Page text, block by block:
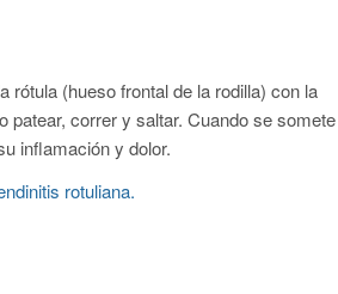
rótula (hueso frontal de la rodilla) con la
patear, correr y saltar. Cuando se somete
inflamación y dolor.